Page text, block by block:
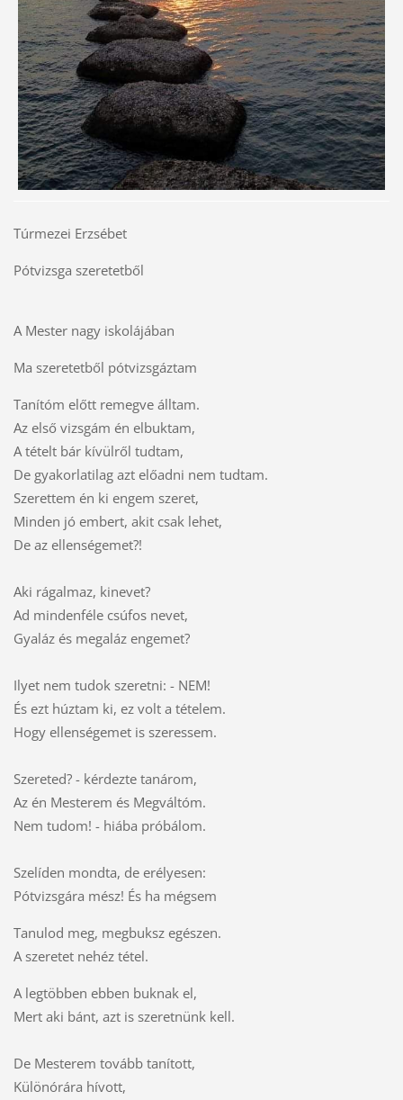
Túrmezei Erzsébet
Pótvizsga szeretetből
A Mester nagy iskolájában
Ma szeretetből pótvizsgáztam
Tanítóm előtt remegve álltam.
Az első vizsgám én elbuktam,
A tételt bár kívülről tudtam,
De gyakorlatilag azt előadni nem tudtam.
Szerettem én ki engem szeret,
Minden jó embert, akit csak lehet,
De az ellenségemet?!
Aki rágalmaz, kinevet?
Ad mindenféle csúfos nevet,
Gyaláz és megaláz engemet?
Ilyet nem tudok szeretni: - NEM!
És ezt húztam ki, ez volt a tételem.
Hogy ellenségemet is szeressem.
Szereted? - kérdezte tanárom,
Az én Mesterem és Megváltóm.
Nem tudom! - hiába próbálom.
Szelíden mondta, de erélyesen:
Pótvizsgára mész! És ha mégsem
Tanulod meg, megbuksz egészen.
A szeretet nehéz tétel.
A legtöbben ebben buknak el,
Mert aki bánt, azt is szeretnünk kell.
De Mesterem tovább tanított,
Különórára hívott,